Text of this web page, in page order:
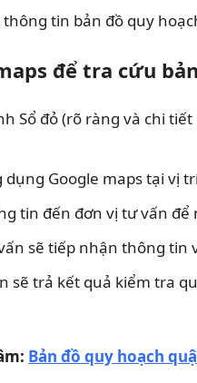
tin bản đồ quy
để tra cứu
Sổ đỏ (rõ ràng và chi
dụng Google maps tại vị
tin đến đơn vị tư vấn để
sẽ tiếp nhận thông tin
sẽ trả kết quả kiểm tra
Bản đồ quy hoạch